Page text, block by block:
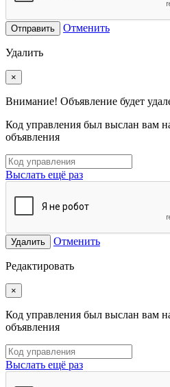
Отправить Отменить
Удалить
×
Внимание! Объявление будет
Код управления был выслан вам
объявления
Выслать ещё раз
Удалить Отменить
Редактировать
×
Код управления был выслан вам
объявления
Выслать ещё раз